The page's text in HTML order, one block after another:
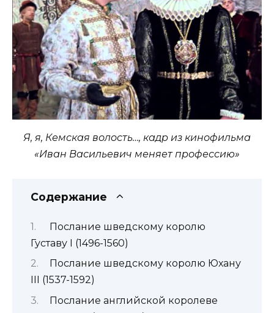
Я, я, Кемская волость…, кадр из кинофильма
«Иван Васильевич меняет профессию»
Содержание
Послание шведскому королю
Густаву I (1496-1560)
Послание шведскому королю Юхану
III (1537-1592)
Послание английской королеве